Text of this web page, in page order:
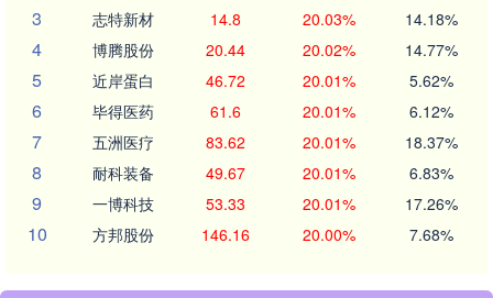
3 志特新材 14.8 20.03% 14.18%
4 博腾股份 20.44 20.02% 14.77%
5 近岸蛋白 46.72 20.01% 5.62%
6 毕得医药 61.6 20.01% 6.12%
7 五洲医疗 83.62 20.01% 18.37%
8 耐科装备 49.67 20.01% 6.83%
9 一博科技 53.33 20.01% 17.26%
10 方邦股份 146.16 20.00% 7.68%